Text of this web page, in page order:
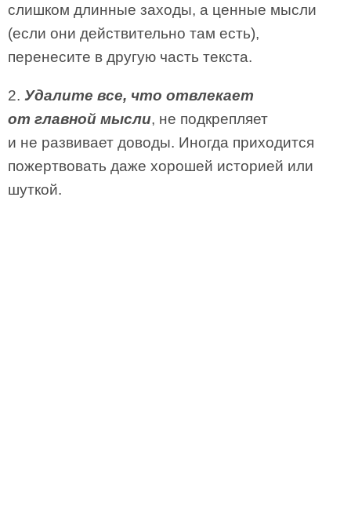
слишком длинные заходы, а ценные мысли
(если они действительно там есть),
перенесите в другую часть текста.
2. Удалите все, что отвлекает
от главной мысли, не подкрепляет
и не развивает доводы. Иногда приходится
пожертвовать даже хорошей историей или
шуткой.